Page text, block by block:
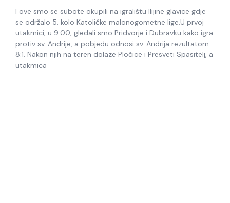
I ove smo se subote okupili na igralištu Ilijine glavice gdje
se održalo 5. kolo Katoličke malonogometne lige.U prvoj
utakmici, u 9:00, gledali smo Pridvorje i Dubravku kako igra
protiv sv. Andrije, a pobjedu odnosi sv. Andrija rezultatom
8:1. Nakon njih na teren dolaze Pločice i Presveti Spasitelj, a
utakmica